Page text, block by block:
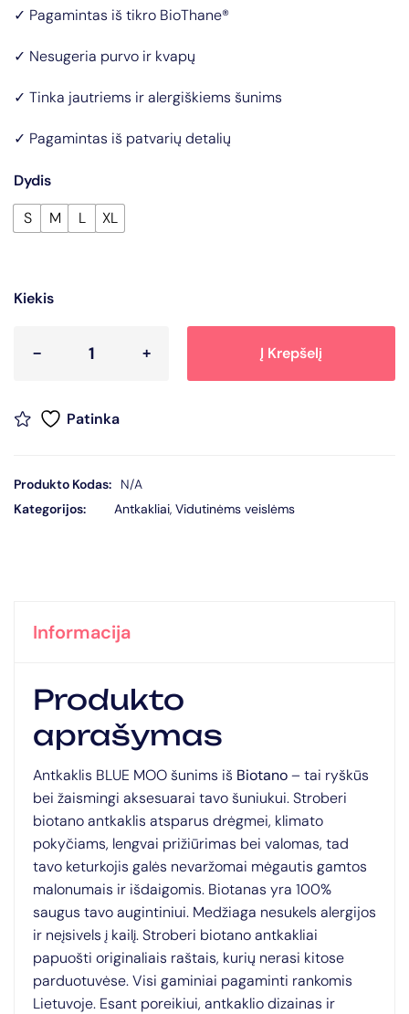
✓ Pagamintas iš tikro BioThane®
✓ Nesugeria purvo ir kvapų
✓ Tinka jautriems ir alergiškiems šunims
✓ Pagamintas iš patvarių detalių
Dydis
S
M L XL
Kiekis
Į Krepšelį
Patinka
Produkto Kodas:
N/A
Kategorijos:
Antkakliai, Vidutinėms veislėms
Informacija
Produkto
aprašymas
Antkaklis BLUE MOO šunims iš Biotano– tai ryškūs
bei žaismingi aksesuarai tavo šuniukui. Stroberi
biotano antkaklis atsparus drėgmei, klimato
pokyčiams, lengvai prižiūrimas bei valomas, tad
tavo keturkojis galės nevaržomai mėgautis gamtos
malonumais ir išdaigomis. Biotanas yra 100%
saugus tavo augintiniui. Medžiaga nesukels alergijos
ir neįsivels į kailį. Stroberi biotano antkakliai
papuošti originaliais raštais, kurių nerasi kitose
parduotuvėse. Visi gaminiai pagaminti rankomis
Lietuvoje. Esant poreikiui, antkaklio dizainas ir